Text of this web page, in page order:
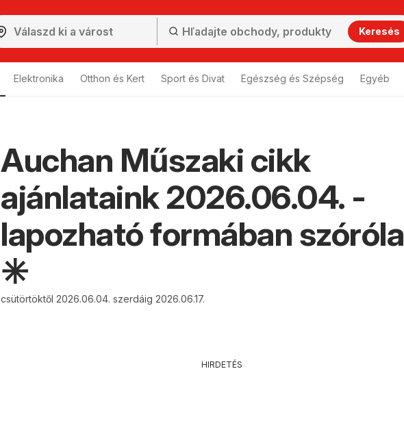
Keresés
Elektronika Otthon és Kert Sport és Divat Egészség és Szépség Egyéb
Auchan Műszaki cikk
ajánlataink 2026.06.04. -
lapozható formában
✳️
csütörtöktől 2026.06.04. szerdáig 2026.06.17.
HIRDETÉS